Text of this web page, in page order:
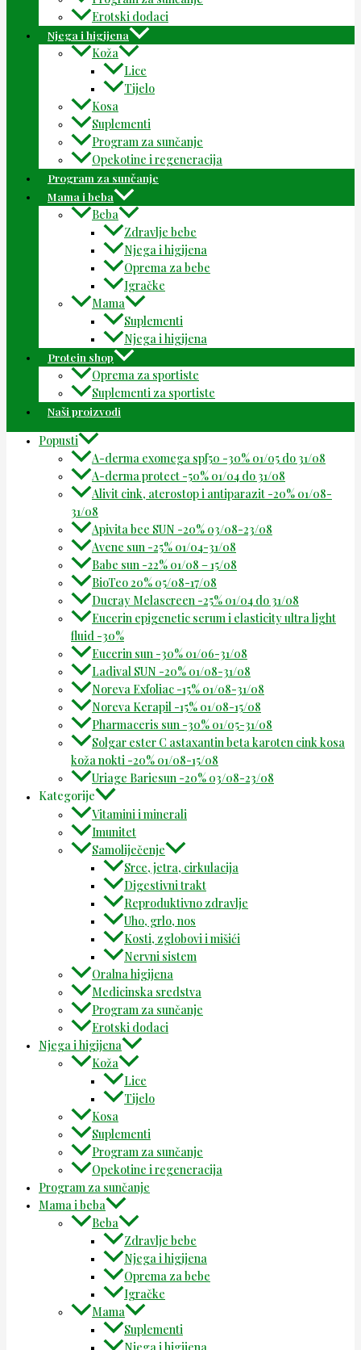
Erotski dodaci
Njega i higijena
Koža
Lice
Tijelo
Kosa
Suplementi
Program za sunčanje
Opekotine i regeneracija
Program za sunčanje
Mama i beba
Beba
Zdravlje bebe
Njega i higijena
Oprema za bebe
Igračke
Mama
Suplementi
Njega i higijena
Protein shop
Oprema za sportiste
Suplementi za sportiste
Naši proizvodi
Popusti
A-derma exomega spf50 -30% 01/05 do 31/08
A-derma protect -50% 01/04 do 31/08
Alivit cink, aterostop i antiparazit -20% 01/08-
31/08
Apivita bee SUN -20% 03/08-23/08
Avene sun -25% 01/04-31/08
Babe sun -22% 01/08 – 15/08
BioTeo 20% 05/08-17/08
Ducray Melascreen -25% 01/04 do 31/08
Eucerin epigenetic serum i elasticity ultra light
fluid -30%
Eucerin sun -30% 01/06-31/08
Ladival SUN -20% 01/08-31/08
Noreva Exfoliac -15% 01/08-31/08
Noreva Kerapil -15% 01/08-15/08
Pharmaceris sun -30% 01/05-31/08
Solgar ester C astaxantin beta karoten cink kosa
koža nokti -20% 01/08-15/08
Uriage Bariesun -20% 03/08-23/08
Kategorije
Vitamini i minerali
Imunitet
Samoliječenje
Srce, jetra, cirkulacija
Digestivni trakt
Reproduktivno zdravlje
Uho, grlo, nos
Kosti, zglobovi i mišići
Nervni sistem
Oralna higijena
Medicinska sredstva
Program za sunčanje
Erotski dodaci
Njega i higijena
Koža
Lice
Tijelo
Kosa
Suplementi
Program za sunčanje
Opekotine i regeneracija
Program za sunčanje
Mama i beba
Beba
Zdravlje bebe
Njega i higijena
Oprema za bebe
Igračke
Mama
Suplementi